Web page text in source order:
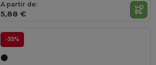
A partir de:
5,88 €
-35%